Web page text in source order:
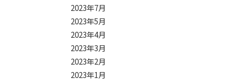
2023年7月
2023年5月
2023年4月
2023年3月
2023年2月
2023年1月